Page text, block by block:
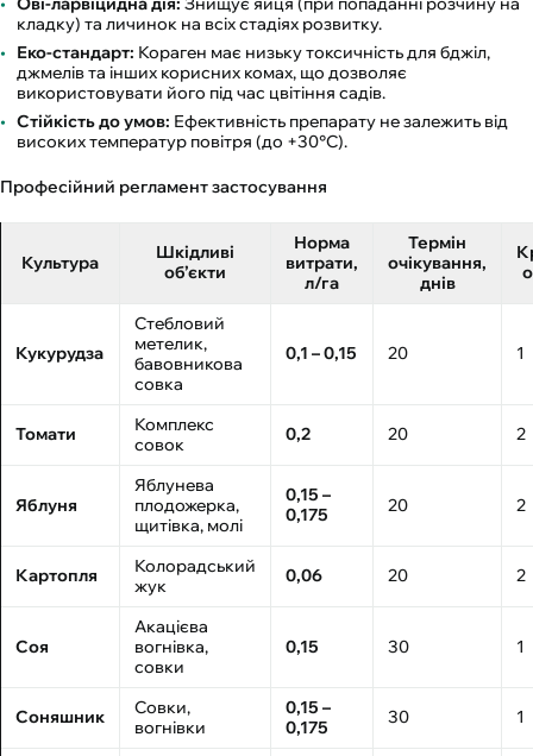
кладку) та личинок на всіх стадіях розвитку.
Еко-стандарт: Кораген має низьку токсичність для бджіл,
джмелів та інших корисних комах, що дозволяє
використовувати його під час цвітіння садів.
Стійкість до умов: Ефективність препарату не залежить від
високих температур повітря (до +30°C).
Професійний регламент застосування
Культура
Шкідливі
об’єкти
Норма
витрати,
л/га
Термін
очікування,
днів
Кукурудза
Стебловий
метелик,
бавовникова
совка
0,1 – 0,15 20 1
Томати
Комплекс
совок
0,2 20 2
Яблуня
Яблунева
плодожерка,
щитівка, молі
0,15 –
0,175
20 2
Картопля
Колорадський
жук
0,06 20 2
Соя
Акацієва
вогнівка,
совки
0,15 30 1
Соняшник
Совки,
вогнівки
0,15 –
0,175
30 1